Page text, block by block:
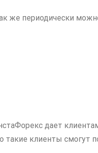
же периодически
дает
клиенты смогут